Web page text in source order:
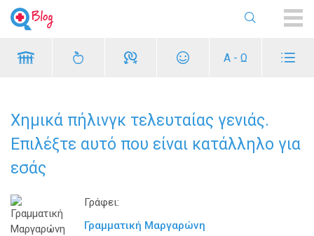
Α - Ω
Χημικά πήλινγκ τελευταίας γενιάς.
Επιλέξτε αυτό που είναι κατάλληλο για
εσάς
Γράφει:
Γραμματική Μαργαρώνη